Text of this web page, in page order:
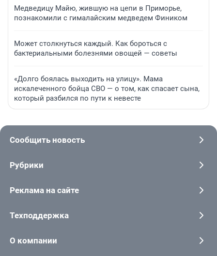
Медведицу Майю, жившую на цепи в Приморье,
познакомили с гималайским медведем Фиником
Может столкнуться каждый. Как бороться с
бактериальными болезнями овощей — советы
«Долго боялась выходить на улицу». Мама
искалеченного бойца СВО — о том, как спасает сына,
который разбился по пути к невесте
Сообщить новость
Рубрики
Реклама на сайте
Техподдержка
О компании